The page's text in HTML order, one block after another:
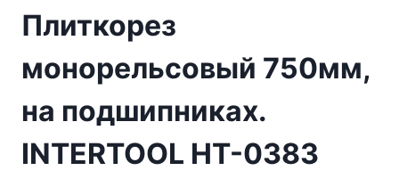
Плиткорез
монорельсовый 750мм,
на подшипниках.
INTERTOOL HT-0383